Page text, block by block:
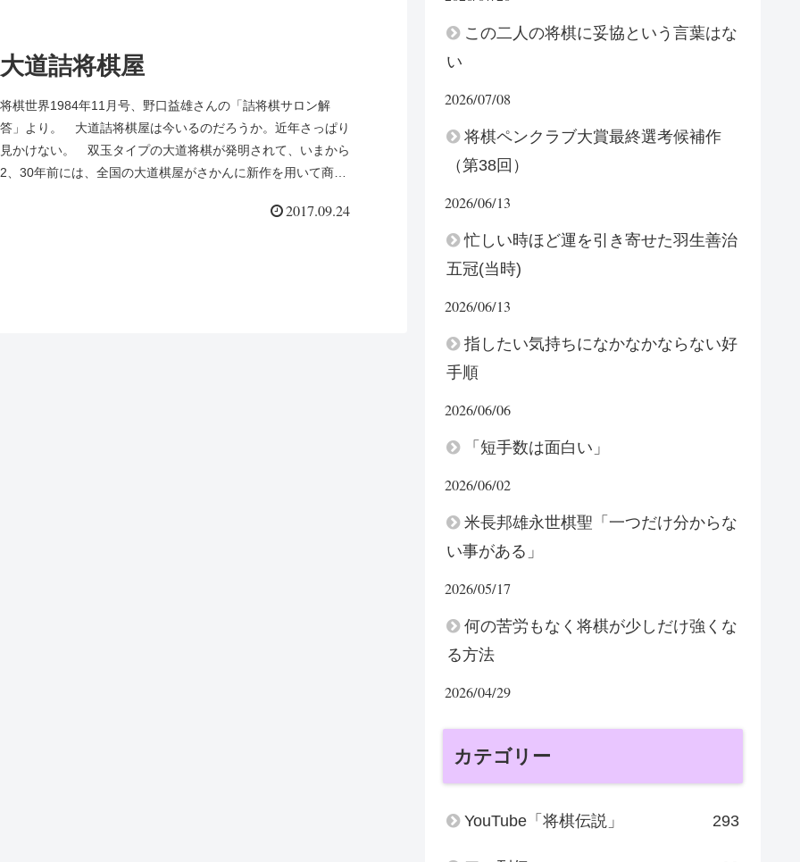
大道詰将棋屋
将棋世界1984年11月号、野口益雄さんの「詰将棋サロン解
答」より。 大道詰将棋屋は今いるのだろうか。近年さっぱり
見かけない。 双玉タイプの大道将棋が発明されて、いまから
2、30年前には、全国の大道棋屋がさかんに新作を用いて商売
2017.09.24
この二人の将棋に妥協という言葉はな
い
2026/07/08
将棋ペンクラブ大賞最終選考候補作
（第38回）
2026/06/13
忙しい時ほど運を引き寄せた羽生善治
五冠(当時)
2026/06/13
指したい気持ちになかなかならない好
手順
2026/06/06
「短手数は面白い」
2026/06/02
米長邦雄永世棋聖「一つだけ分からな
い事がある」
2026/05/17
何の苦労もなく将棋が少しだけ強くな
る方法
2026/04/29
カテゴリー
YouTube「将棋伝説」 293